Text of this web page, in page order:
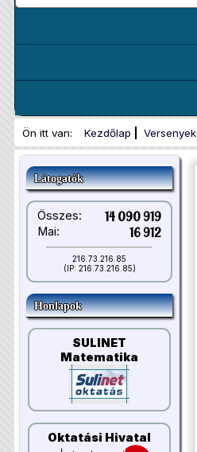
Ön itt van: Kezdőlap Versenyek
Látogatók
Összes: 14 090 919
Mai: 16 912
216.73.216.85
(IP: 216.73.216.85)
Honlapok
SULINET
Matematika
Oktatási Hivatal